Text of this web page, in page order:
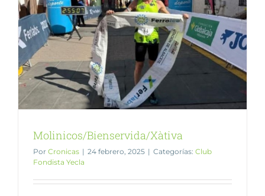
Molinicos/Bienservida/Xàtiva
Por Cronicas | 24 febrero, 2025 | Categorías: Club
Fondista Yecla